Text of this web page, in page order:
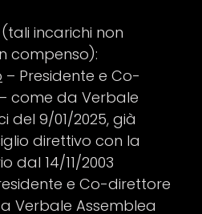
incarichi non
compenso):
– Presidente e Co-
come da Verbale
del 9/01/2025, già
direttivo con la
dal 14/11/2003
e Co-direttore
Verbale Assemblea